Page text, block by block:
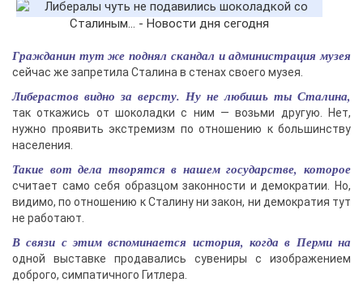
Гражданин тут же поднял скандал и администрация музея
сейчас же запретила Сталина в стенах своего музея.
Либерастов видно за версту. Ну не любишь ты Сталина,
так откажись от шоколадки с ним — возьми другую. Нет,
нужно проявить экстремизм по отношению к большинству
населения.
Такие вот дела творятся в нашем государстве, которое
считает само себя образцом законности и демократии. Но,
видимо, по отношению к Сталину ни закон, ни демократия тут
не работают.
В связи с этим вспоминается история, когда в Перми на
одной выставке продавались сувениры с изображением
доброго, симпатичного Гитлера.